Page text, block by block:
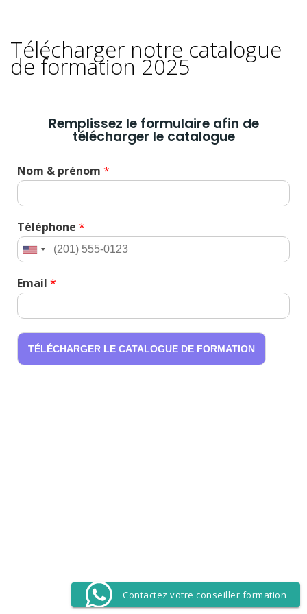
Télécharger notre catalogue
de formation 2025
Remplissez le formulaire afin de
télécharger le catalogue
Nom & prénom *
Téléphone *
Email *
TÉLÉCHARGER LE CATALOGUE DE FORMATION
Contactez votre conseiller formation